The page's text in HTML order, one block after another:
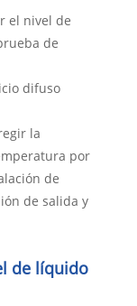
el nivel de
de
difuso
la
por
de
de salida y
de líquido